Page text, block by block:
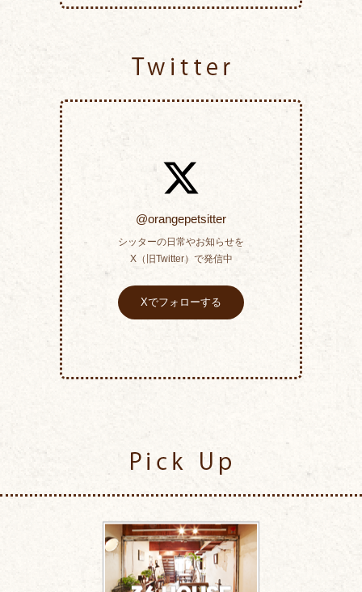
@orangepetsitter
シッターの日常やお知らせを
X（旧Twitter）で発信中
Xでフォローする